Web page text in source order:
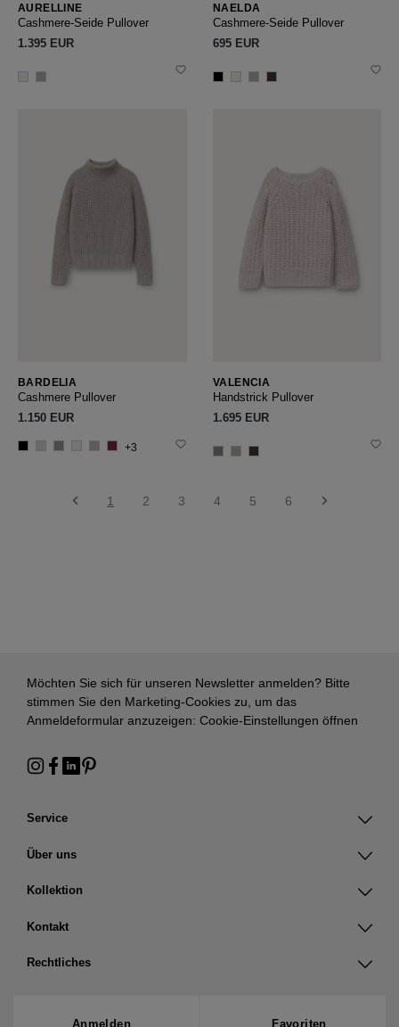
AURELLINE
Cashmere-Seide Pullover
1.395 EUR
NAELDA
Cashmere-Seide Pullover
695 EUR
BARDELIA
Cashmere Pullover
1.150 EUR
+3
VALENCIA
Handstrick Pullover
1.695 EUR
1 2 3 4 5 6
Service
Über uns
Kollektion
Kontakt
Rechtliches
Anmelden Favoriten
Möchten Sie sich für unseren Newsletter anmelden? Bitte
stimmen Sie den Marketing-Cookies zu, um das
Anmeldeformular anzuzeigen: Cookie-Einstellungen öffnen